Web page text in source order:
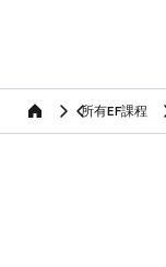
home 所有EF課程